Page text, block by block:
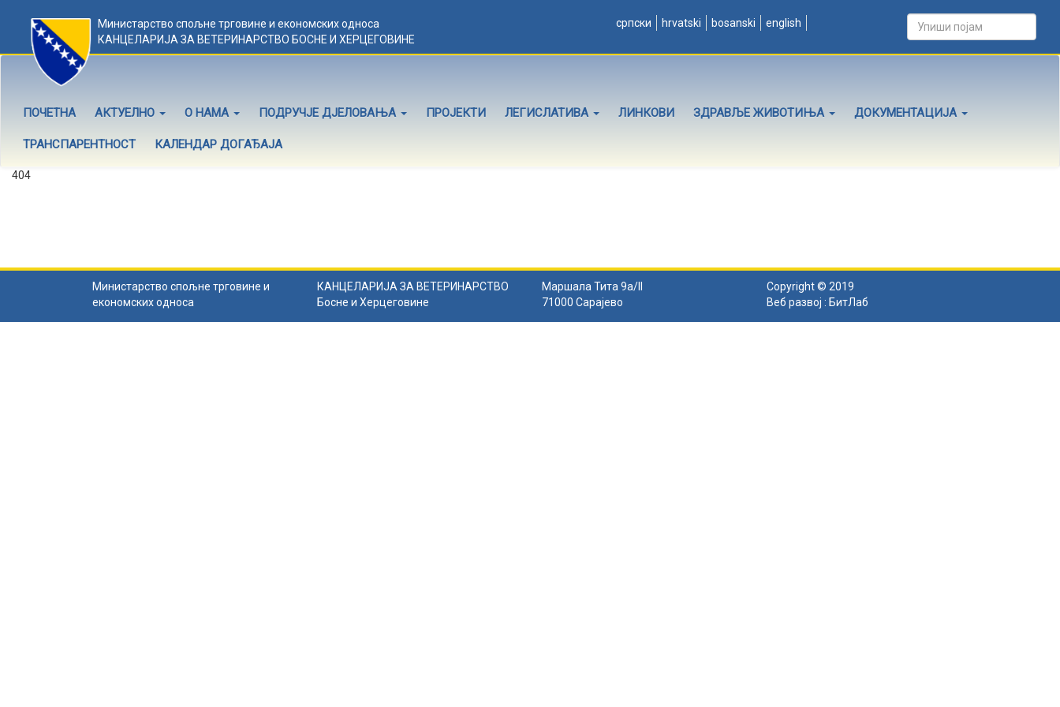
Министарство спољне трговине и економских односа
КАНЦЕЛАРИЈА ЗА ВЕТЕРИНАРСТВО БОСНЕ И ХЕРЦЕГОВИНЕ
српски hrvatski bosanski english
ПОЧЕТНА АКТУЕЛНО О НАМА ПОДРУЧЈЕ ДЈЕЛОВАЊА ПРОЈЕКТИ ЛЕГИСЛАТИВА ЛИНКОВИ ЗДРАВЉЕ ЖИВОТИЊА ДОКУМЕНТАЦИЈА
ТРАНСПАРЕНТНОСТ КАЛЕНДАР ДОГАЂАЈА
404
Министарство спољне трговине и
економских односа
КАНЦЕЛАРИЈА ЗА ВЕТЕРИНАРСТВО
Босне и Херцеговине
Маршала Тита 9а/II
71000 Сарајево
Copyright © 2019
Веб развој : БитЛаб